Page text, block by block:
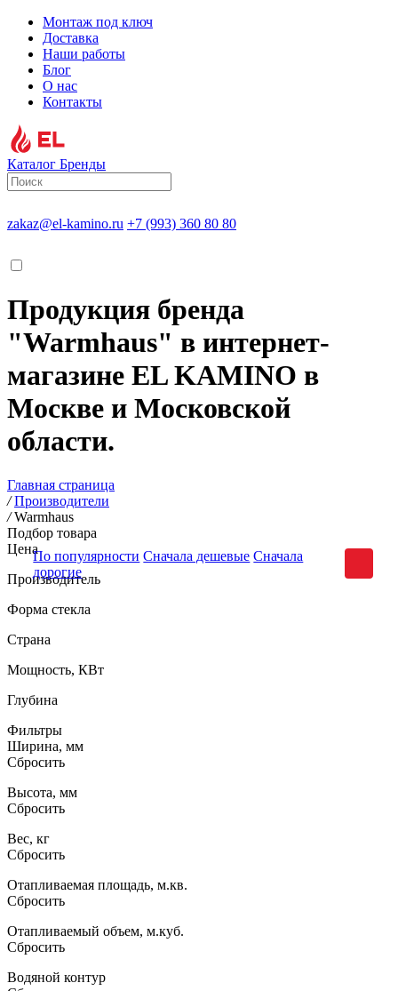
Монтаж под ключ
Доставка
Наши работы
Блог
О нас
Контакты
Каталог Бренды
zakaz@el-kamino.ru +7 (993) 360 80 80
Продукция бренда
"Warmhaus" в интернет-
магазине EL KAMINO в
Москве и Московской
области.
Главная страница
/ Производители
/ Warmhaus
Подбор товара
Цена
Производитель
Форма стекла
Страна
Мощность, КВт
Глубина
Фильтры
Ширина, мм
Сбросить
Высота, мм
Сбросить
Вес, кг
Сбросить
Отапливаемая площадь, м.кв.
Сбросить
Отапливаемый объем, м.куб.
Сбросить
Водяной контур
По популярности Сначала дешевые Сначала
дорогие